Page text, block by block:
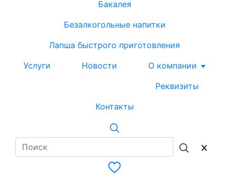
Бакалея
Безалкогольные напитки
Лапша быстрого приготовления
Услуги
Новости
О компании
Реквизиты
Контакты